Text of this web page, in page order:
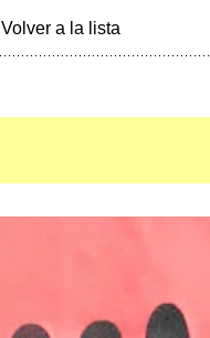
Volver a la lista